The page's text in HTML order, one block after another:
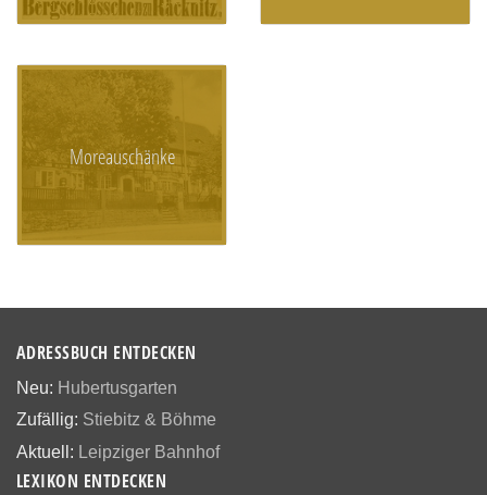
Moreauschänke
ADRESSBUCH ENTDECKEN
Neu: Hubertusgarten
Zufällig: Stiebitz & Böhme
Aktuell: Leipziger Bahnhof
LEXIKON ENTDECKEN